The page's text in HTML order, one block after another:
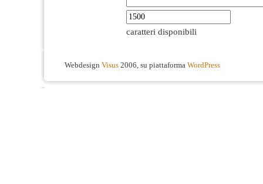
caratteri disponibili
Webdesign Visus 2006, su piattaforma WordPress